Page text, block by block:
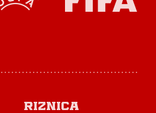
Riznica